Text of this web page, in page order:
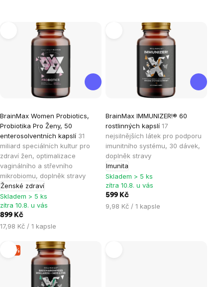
produktů
BrainMax Women Probiotics,
Probiotika Pro Ženy, 50
enterosolventních kapslí 31
miliard speciálních kultur pro
zdraví žen, optimalizace
vaginálního a střevního
mikrobiomu, doplněk stravy
Ženské zdraví
hodnocení
produktu
je
5,0
z
5
hvězdiček.
Skladem > 5 ks
zítra 10.8. u vás
899 Kč
Měrná
17,98 Kč / 1 kapsle
BrainMax IMMUNIZER!® 60
rostlinných kapslí 17
nejsilnějších látek pro podporu
imunitního systému, 30 dávek,
doplněk stravy
Imunita
hodnocení
produktu
je
5,0
z
5
hvězdiček.
Skladem > 5 ks
zítra 10.8. u vás
599 Kč
Měrná
9,98 Kč / 1 kapsle
–8 %